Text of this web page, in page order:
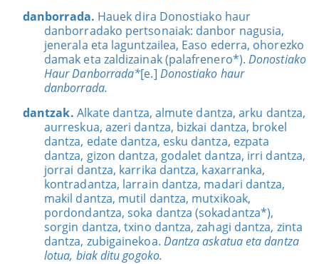
danborrada. Hauek dira Donostiako haur
danborradako pertsonaiak: danbor nagusia,
jenerala eta laguntzailea, Easo ederra, ohorezko
damak eta zaldizainak (palafrenero*).Donostiako
Haur Danborrada*[e.] Donostiako haur
danborrada.
dantzak. Alkate dantza, almute dantza, arku dantza,
aurreskua, azeri dantza, bizkai dantza, brokel
dantza, edate dantza, esku dantza, ezpata
dantza, gizon dantza, godalet dantza, irri dantza,
jorrai dantza, karrika dantza, kaxarranka,
kontradantza, larrain dantza, madari dantza,
makil dantza, mutil dantza, mutxikoak,
pordondantza, soka dantza (sokadantza*),
sorgin dantza, txino dantza, zahagi dantza, zinta
dantza, zubigainekoa. Dantza askatua eta dantza
lotua, biak ditu gogoko.